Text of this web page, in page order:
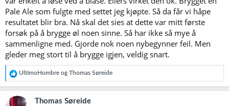
Pale Ale som fulgte med settet jeg kjøpte. Så da får vi håpe
resultatet blir bra. Nå skal det sies at dette var mitt første
forsøk på å brygge øl noen sinne. Så har ikke så mye å
sammenligne med. Gjorde nok noen nybegynner feil. Men
gleder meg stort til å brygge igjen, veldig snart.
R
e
a
k
UltimoHombre og Thomas Søreide
Thomas Søreide